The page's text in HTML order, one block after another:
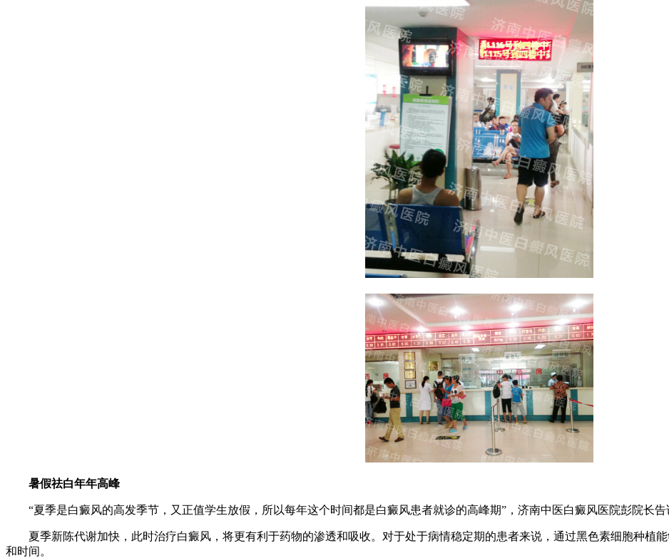
暑假祛白年年高峰
“夏季是白癜风的高发季节，又正值学生放假，所以每年这个时间都是白癜风患者就诊的高峰期”，济南中医白癜风医院彭院长告
夏季新陈代谢加快，此时治疗白癜风，将更有利于药物的渗透和吸收。对于处于病情稳定期的患者来说，通过黑色素细胞种植
和时间。